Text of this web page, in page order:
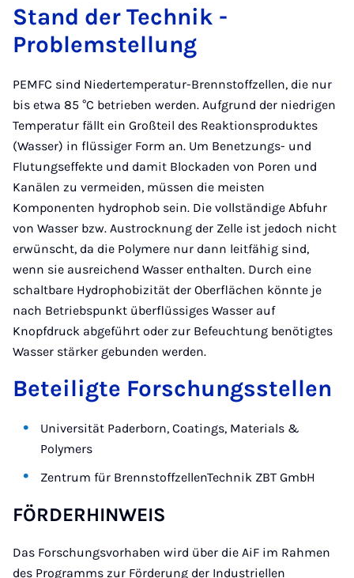
Stand der Technik -
Problemstellung
PEMFC sind Niedertemperatur-Brennstoffzellen, die nur
bis etwa 85 °C betrieben werden. Aufgrund der niedrigen
Temperatur fällt ein Großteil des Reaktionsproduktes
(Wasser) in flüssiger Form an. Um Benetzungs- und
Flutungseffekte und damit Blockaden von Poren und
Kanälen zu vermeiden, müssen die meisten
Komponenten hydrophob sein. Die vollständige Abfuhr
von Wasser bzw. Austrocknung der Zelle ist jedoch nicht
erwünscht, da die Polymere nur dann leitfähig sind,
wenn sie ausreichend Wasser enthalten. Durch eine
schaltbare Hydrophobizität der Oberflächen könnte je
nach Betriebspunkt überflüssiges Wasser auf
Knopfdruck abgeführt oder zur Befeuchtung benötigtes
Wasser stärker gebunden werden.
Beteiligte Forschungsstellen
Universität Paderborn, Coatings, Materials &
Polymers
Zentrum für BrennstoffzellenTechnik ZBT GmbH
FÖRDERHINWEIS
Das Forschungsvorhaben wird über die AiF im Rahmen
des Programms zur Förderung der Industriellen